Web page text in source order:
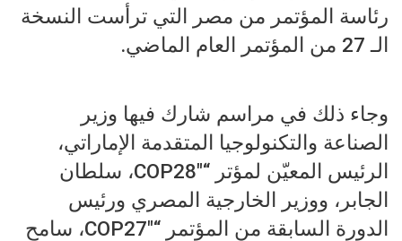
رئاسة المؤتمر من مصر التي ترأست النسخة
الـ 27 من المؤتمر العام الماضي.
وجاء ذلك في مراسم شارك فيها وزير
الصناعة والتكنولوجيا المتقدمة الإماراتي،
الرئيس المعيّن لمؤتر “COP28″، سلطان
الجابر، ووزير الخارجية المصري ورئيس
الدورة السابقة من المؤتمر “COP27″، سامح